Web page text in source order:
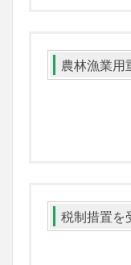
農林漁業用
税制措置を